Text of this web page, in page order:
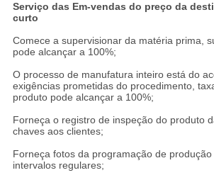
Serviço das Em-vendas do preço da
curto
Comece a supervisionar da matéria prima,
pode alcançar a 100%;
O processo de manufatura inteiro está do
exigências prometidas do procedimento,
produto pode alcançar a 100%;
Forneça o registro de inspeção do produto
chaves aos clientes;
Forneça fotos da programação de
intervalos regulares;